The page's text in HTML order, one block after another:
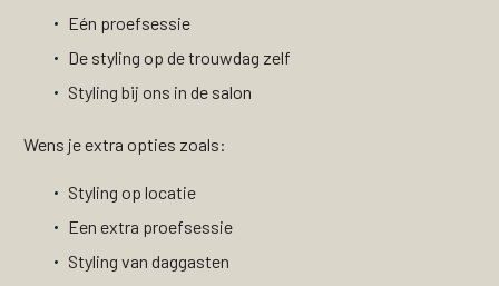
Eén proefsessie
De styling op de trouwdag zelf
Styling bij ons in de salon
Wens je extra opties zoals:
Styling op locatie
Een extra proefsessie
Styling van daggasten